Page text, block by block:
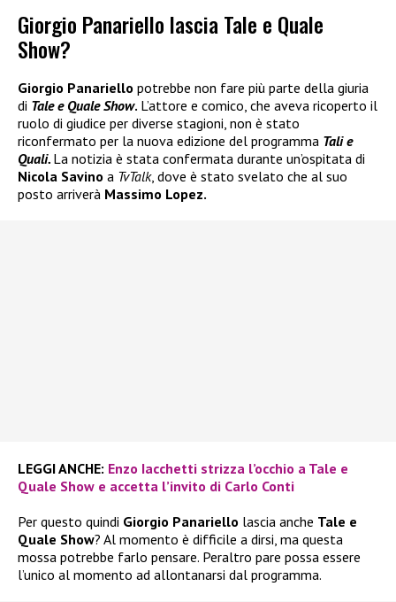
Giorgio Panariello lascia Tale e Quale
Show?
Giorgio Panariello potrebbe non fare più parte della giuria
di Tale e Quale Show. L’attore e comico, che aveva ricoperto il
ruolo di giudice per diverse stagioni, non è stato
riconfermato per la nuova edizione del programma Tali e
Quali. La notizia è stata confermata durante un’ospitata di
Nicola Savino a TvTalk, dove è stato svelato che al suo
posto arriverà Massimo Lopez.
LEGGI ANCHE: Enzo Iacchetti strizza l’occhio a Tale e
Quale Show e accetta l’invito di Carlo Conti
Per questo quindi Giorgio Panariello lascia anche Tale e
Quale Show? Al momento è difficile a dirsi, ma questa
mossa potrebbe farlo pensare. Peraltro pare possa essere
l’unico al momento ad allontanarsi dal programma.